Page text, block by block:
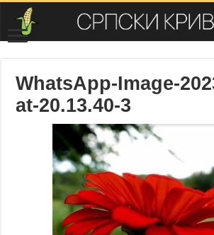
WhatsApp-Image-
at-20.13.40-3